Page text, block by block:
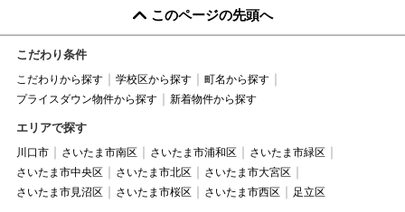
このページの先頭へ
こだわり条件
こだわりから探す 学校区から探す
町名から探す
プライスダウン物件から探す
新着物件から探す
エリアで探す
川口市 さいたま市南区 さいたま市浦和区
さいたま市緑区
さいたま市中央区
さいたま市北区
さいたま市大宮区
さいたま市見沼区
さいたま市桜区 さいたま市西区 足立区